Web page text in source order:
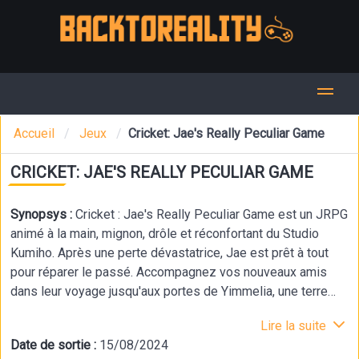
Accueil Jeux Cricket: Jae's Really Peculiar Game
CRICKET: JAE'S REALLY PECULIAR GAME
Synopsys : Cricket : Jae's Really Peculiar Game est un JRPG
animé à la main, mignon, drôle et réconfortant du Studio
Kumiho. Après une perte dévastatrice, Jae est prêt à tout
pour réparer le passé. Accompagnez vos nouveaux amis
dans leur voyage jusqu'aux portes de Yimmelia, une terre
entrées chronométrées et utilisez les avantages de ces
Lire la suite
Date de sortie : 15/08/2024